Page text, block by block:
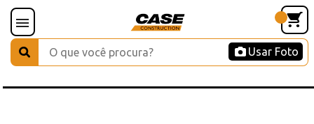
Usar Foto